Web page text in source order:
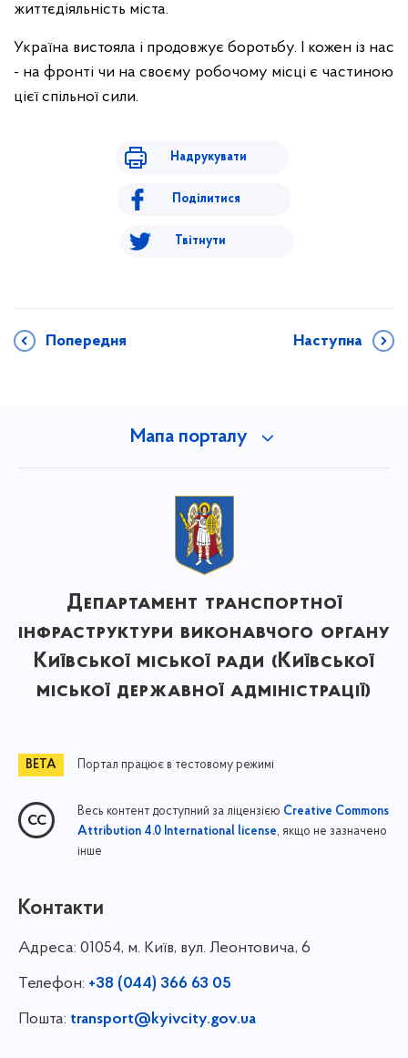
життєдіяльність міста.
Україна вистояла і продовжує боротьбу. І кожен із нас
- на фронті чи на своєму робочому місці є частиною
цієї спільної сили.
Надрукувати
Поділитися
Твітнути
Попередня Наступна
Мапа порталу
Департамент транспортної
інфраструктури виконавчого органу
Київської міської ради (Київської
міської державної адміністрації)
Портал працює в тестовому режимі
Весь контент доступний за ліцензією Creative Commons
Attribution 4.0 International license, якщо не зазначено
інше
Контакти
Адреса: 01054, м. Київ, вул. Леонтовича, 6
Телефон: +38 (044) 366 63 05
Пошта: transport@kyivcity.gov.ua